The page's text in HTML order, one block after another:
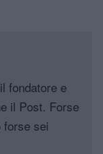
fondatore e
il Post. Forse
forse sei